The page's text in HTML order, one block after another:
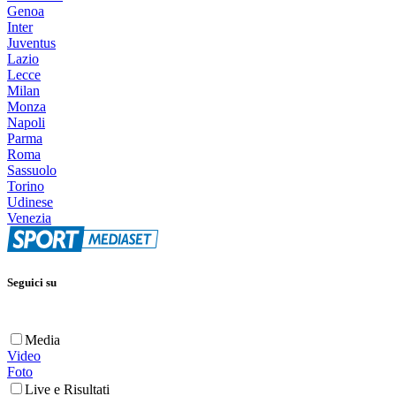
Genoa
Inter
Juventus
Lazio
Lecce
Milan
Monza
Napoli
Parma
Roma
Sassuolo
Torino
Udinese
Venezia
Seguici su
Media
Video
Foto
Live e Risultati